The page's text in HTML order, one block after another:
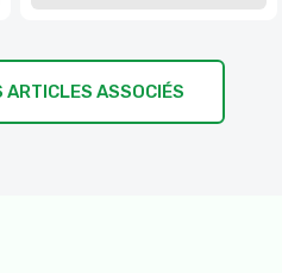
ARTICLES ASSOCIÉS